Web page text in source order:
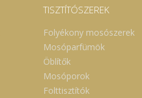
TISZTÍTÓSZEREK
Folyékony mosószerek
Mosóparfümök
Öblítők
Mosóporok
Folttisztítók